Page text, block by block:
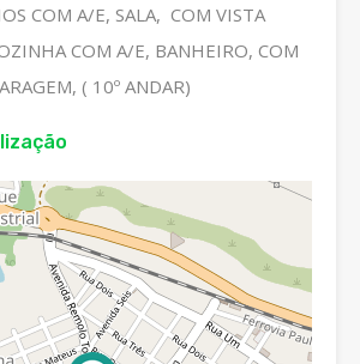
COM A/E, SALA, COM VISTA
COM A/E, BANHEIRO, COM
( 10º ANDAR)